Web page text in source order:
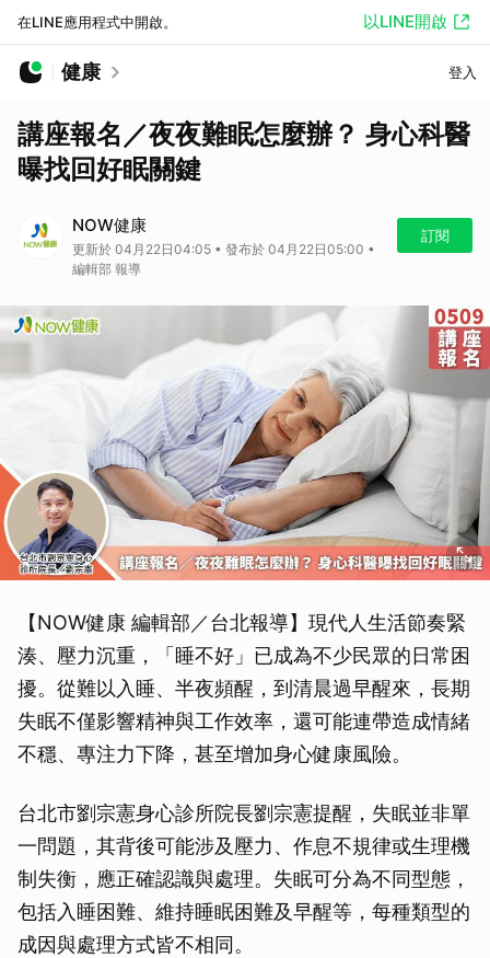
在LINE應用程式中開啟。 以LINE開啟
健康 登入
講座報名／夜夜難眠怎麼辦？ 身心科醫
曝找回好眠關鍵
NOW健康
更新於 04月22日04:05 • 發布於 04月22日05:00 •
編輯部 報導
訂閱
【NOW健康 編輯部／台北報導】現代人生活節奏緊
湊、壓力沉重，「睡不好」已成為不少民眾的日常困
擾。從難以入睡、半夜頻醒，到清晨過早醒來，長期
失眠不僅影響精神與工作效率，還可能連帶造成情緒
不穩、專注力下降，甚至增加身心健康風險。
台北市劉宗憲身心診所院長劉宗憲提醒，失眠並非單
一問題，其背後可能涉及壓力、作息不規律或生理機
制失衡，應正確認識與處理。失眠可分為不同型態，
包括入睡困難、維持睡眠困難及早醒等，每種類型的
成因與處理方式皆不相同。